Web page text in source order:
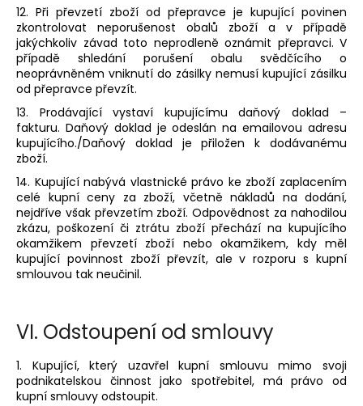
12. Při převzetí zboží od přepravce je kupující povinen
zkontrolovat neporušenost obalů zboží a v případě
jakýchkoliv závad toto neprodleně oznámit přepravci. V
případě shledání porušení obalu svědčícího o
neoprávněném vniknutí do zásilky nemusí kupující zásilku
od přepravce převzít.
13. Prodávající vystaví kupujícímu daňový doklad –
fakturu. Daňový doklad je odeslán na emailovou adresu
kupujícího./Daňový doklad je přiložen k dodávanému
zboží.
14. Kupující nabývá vlastnické právo ke zboží zaplacením
celé kupní ceny za zboží, včetně nákladů na dodání,
nejdříve však převzetím zboží. Odpovědnost za nahodilou
zkázu, poškození či ztrátu zboží přechází na kupujícího
okamžikem převzetí zboží nebo okamžikem, kdy měl
kupující povinnost zboží převzít, ale v rozporu s kupní
smlouvou tak neučinil.
VI. Odstoupení od smlouvy
1. Kupující, který uzavřel kupní smlouvu mimo svoji
podnikatelskou činnost jako spotřebitel, má právo od
kupní smlouvy odstoupit.